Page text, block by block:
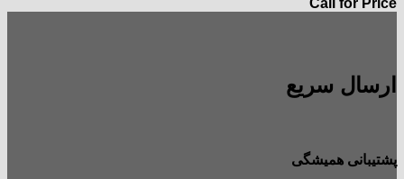
Call for Price
ارسال سریع
پشتیبانی همیشگی